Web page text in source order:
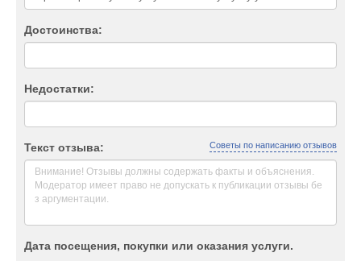
Достоинства:
Недостатки:
Текст отзыва: Советы по написанию отзывов
Дата посещения, покупки или оказания услуги.